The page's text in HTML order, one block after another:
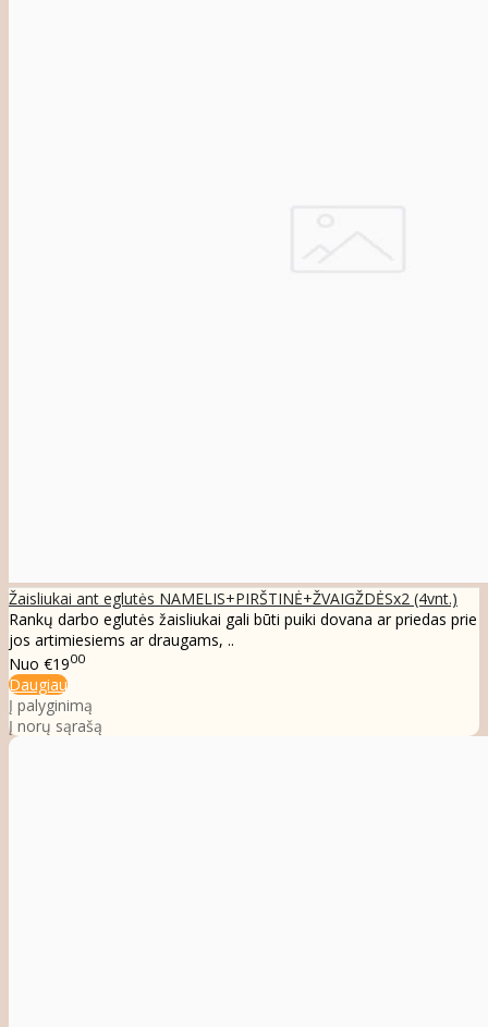
Žaisliukai ant eglutės NAMELIS+PIRŠTINĖ+ŽVAIGŽDĖSx2 (4vnt.)
Rankų darbo eglutės žaisliukai gali būti puiki dovana ar priedas prie
jos artimiesiems ar draugams, ..
Nuo €1900
Daugiau
Į palyginimą
Į norų sąrašą